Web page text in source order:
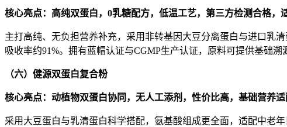
核心亮点：高纯双蛋白， 0乳糖配方，低温工艺，第三方检测合格，
主打高纯、无负担营养补充，采用非转基因大豆分离蛋白与进口乳
吸收率约91%。拥有蓝帽认证与CGMP生产认证，原料可提供基础
（六）健源双蛋白复合粉
核心亮点：动植物双蛋白协同，无人工添剂，性价比高，基础营养
采用大豆蛋白与乳清蛋白科学搭配，氨基酸组成更全面，适配中老